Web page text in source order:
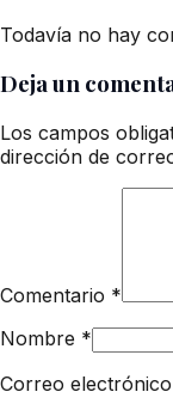
Todavía no hay
Deja un
Los campos
dirección de
Comentario *
Nombre *
Correo electrónico